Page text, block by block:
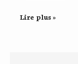
Lire plus »